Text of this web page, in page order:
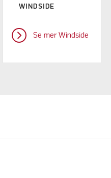
WINDSIDE
Se mer Windside